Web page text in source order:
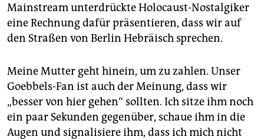
Mainstream unterdrückte Holocaust-Nostalgiker
eine Rechnung dafür präsentieren, dass wir auf
den Straßen von Berlin Hebräisch sprechen.
Meine Mutter geht hinein, um zu zahlen. Unser
Goebbels-Fan ist auch der Meinung, dass wir
„besser von hier gehen“ sollten. Ich sitze ihm noch
ein paar Sekunden gegenüber, schaue ihm in die
Augen und signalisiere ihm, dass ich mich nicht